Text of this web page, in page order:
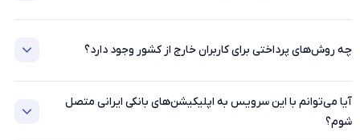
چه روش‌های پرداختی برای کاربران خارج از کشور وجود دارد؟
آیا می‌توانم با این سرویس به اپلیکیشن‌های بانکی ایرانی متصل
شوم؟